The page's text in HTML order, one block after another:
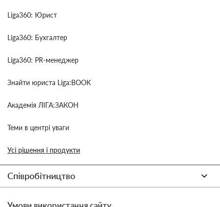
Liga360: Юрист
Liga360: Бухгалтер
Liga360: PR-менеджер
Знайти юриста Liga:BOOK
Академія ЛІГА:ЗАКОН
Теми в центрі уваги
Усі рішення і продукти
Співробітництво